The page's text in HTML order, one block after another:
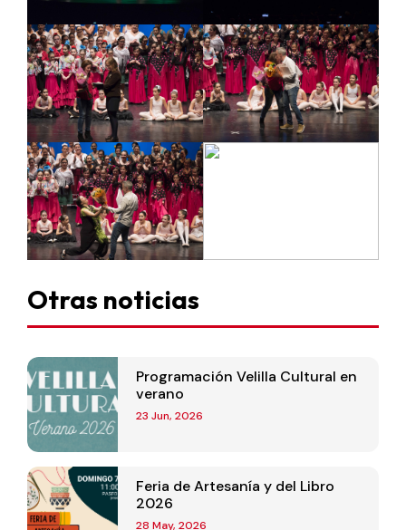
Otras noticias
Programación Velilla Cultural en
verano
23 Jun, 2026
Feria de Artesanía y del Libro
2026
28 May, 2026